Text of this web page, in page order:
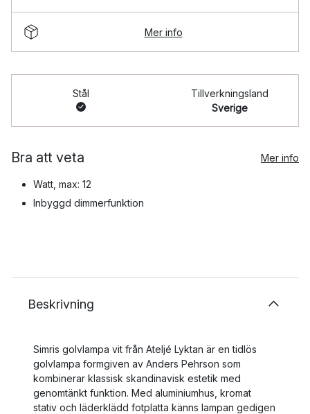
Mer info
Stål
Tillverkningsland
Sverige
Bra att veta Mer info
Watt, max: 12
Inbyggd dimmerfunktion
Beskrivning
Simris golvlampa vit från Ateljé Lyktan är en tidlös
golvlampa formgiven av Anders Pehrson som
kombinerar klassisk skandinavisk estetik med
genomtänkt funktion. Med aluminiumhus, kromat
stativ och läderklädd fotplatta känns lampan gedigen